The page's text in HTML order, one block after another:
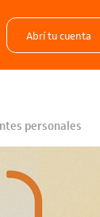
Abrí tu cuenta
personales